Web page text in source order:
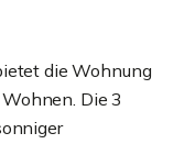
die Wohnung
Die 3